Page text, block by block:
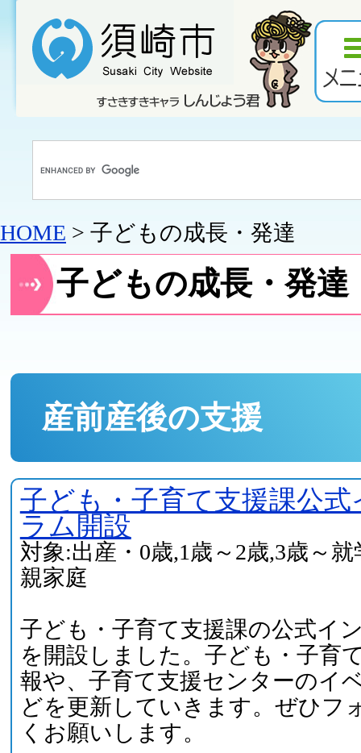
HOME > 子どもの成長・発達
子どもの成長・発達
産前産後の支援
子ども・子育て支援課公
ラム開設
対象:出産・0歳,1歳～2歳,3歳～
親家庭
子ども・子育て支援課の公式イ
を開設しました。子ども・子育
報や、子育て支援センターのイ
どを更新していきます。ぜひフ
くお願いします。